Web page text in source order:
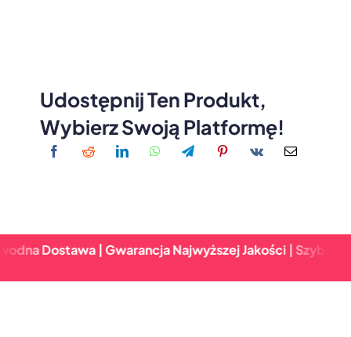
Udostępnij Ten Produkt,
Wybierz Swoją Platformę!
| Gwarancja Najwyższej Jakości | Szybki Zwrot &